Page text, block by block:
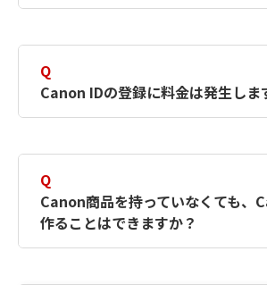
択したサービスから取得しま
簡単に作成できるように、この
Canon IDの登録フォームを入
Q
Canon IDの登録に料金は発生しま
Q
Canon商品を持っていなくても、
作ることはできますか？